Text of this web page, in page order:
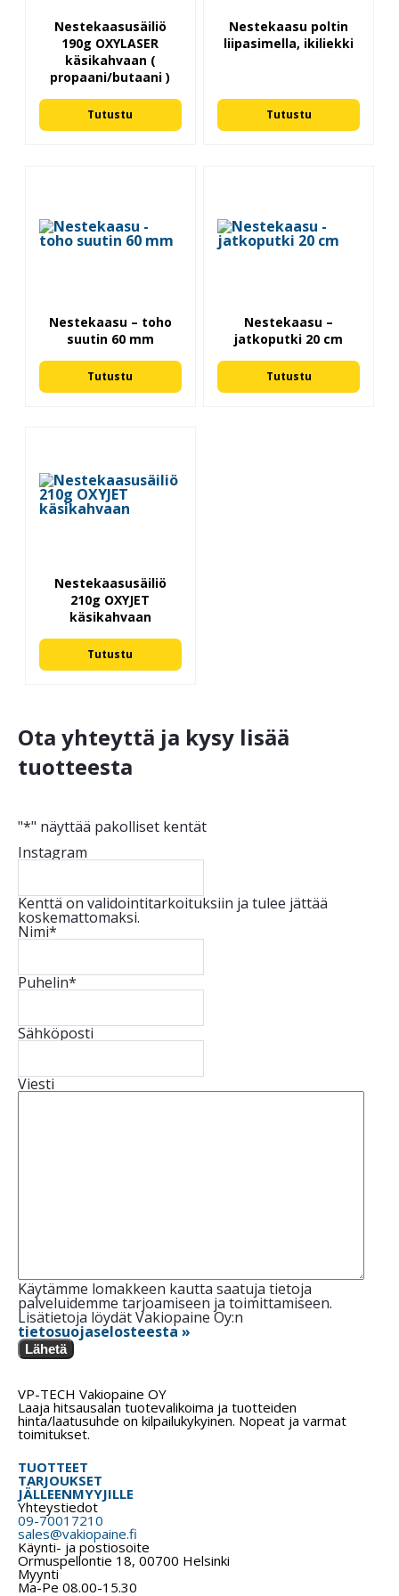
Nestekaasusäiliö
190g OXYLASER
käsikahvaan (
propaani/butaani )
Tutustu
Nestekaasu poltin
liipasimella, ikiliekki
Tutustu
Nestekaasu – toho
suutin 60 mm
Tutustu
Nestekaasu –
jatkoputki 20 cm
Tutustu
Nestekaasusäiliö
210g OXYJET
käsikahvaan
Tutustu
Ota yhteyttä ja kysy lisää
tuotteesta
"*" näyttää pakolliset kentät
Instagram
Kenttä on validointitarkoituksiin ja tulee jättää
koskemattomaksi.
Nimi*
Puhelin*
Sähköposti
Viesti
Käytämme lomakkeen kautta saatuja tietoja
palveluidemme tarjoamiseen ja toimittamiseen.
Lisätietoja löydät Vakiopaine Oy:n
tietosuojaselosteesta »
Lähetä
VP-TECH Vakiopaine OY
Laaja hitsausalan tuotevalikoima ja tuotteiden
hinta/laatusuhde on kilpailukykyinen. Nopeat ja varmat
toimitukset.
TUOTTEET
TARJOUKSET
JÄLLEENMYYJILLE
Yhteystiedot
09-70017210
sales@vakiopaine.fi
Käynti- ja postiosoite
Ormuspellontie 18, 00700 Helsinki
Myynti
Ma-Pe 08.00-15.30